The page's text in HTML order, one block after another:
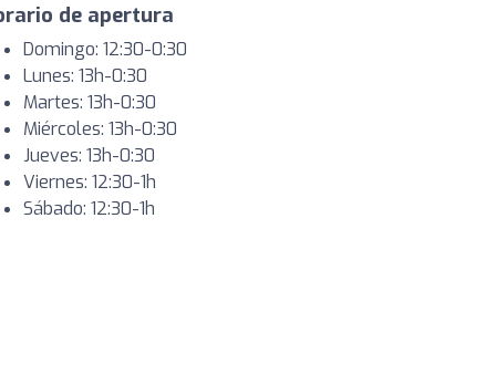
de apertura
Domingo: 12:30-0:30
Lunes: 13h-0:30
Martes: 13h-0:30
Miércoles: 13h-0:30
Jueves: 13h-0:30
Viernes: 12:30-1h
Sábado: 12:30-1h